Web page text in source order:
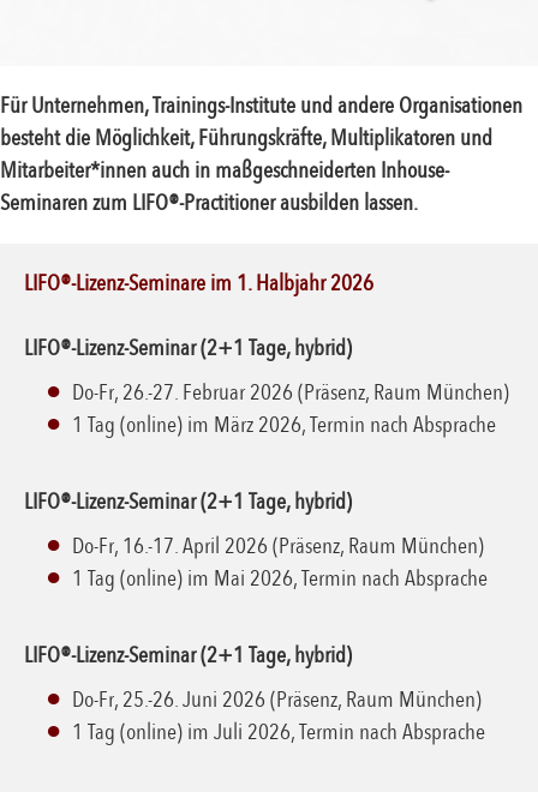
Für Unternehmen, Trainings-Institute und andere Organisationen
besteht die Möglichkeit, Führungskräfte, Multiplikatoren und
Mitarbeiter*innen auch in maßgeschneiderten Inhouse-
Seminaren zum LIFO®-Practitioner ausbilden lassen.
LIFO®-Lizenz-Seminare im 1. Halbjahr 2026
LIFO®-Lizenz-Seminar (2+1 Tage, hybrid)
Do-Fr, 26.-27. Februar 2026 (Präsenz, Raum München)
1 Tag (online) im März 2026, Termin nach Absprache
LIFO®-Lizenz-Seminar (2+1 Tage, hybrid)
Do-Fr, 16.-17. April 2026 (Präsenz, Raum München)
1 Tag (online) im Mai 2026, Termin nach Absprache
LIFO®-Lizenz-Seminar (2+1 Tage, hybrid)
Do-Fr, 25.-26. Juni 2026 (Präsenz, Raum München)
1 Tag (online) im Juli 2026, Termin nach Absprache